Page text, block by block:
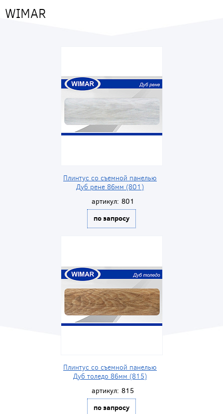
WIMAR
Плинтус со съемной панелью
Дуб рене 86мм (801)
артикул: 801
по запросу
Плинтус со съемной панелью
Дуб толедо 86мм (815)
артикул: 815
по запросу